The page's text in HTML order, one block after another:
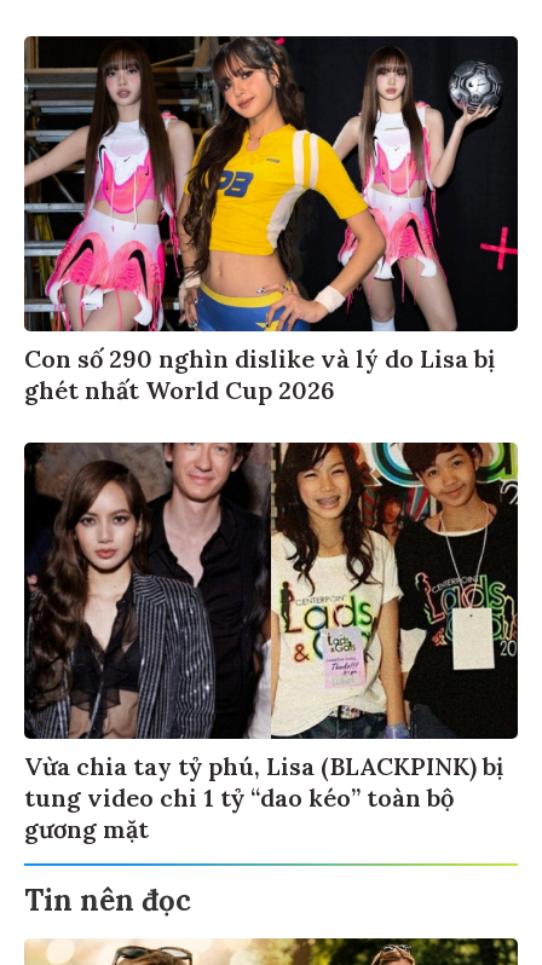
Con số 290 nghìn dislike và lý do Lisa bị
ghét nhất World Cup 2026
Vừa chia tay tỷ phú, Lisa (BLACKPINK) bị
tung video chi 1 tỷ “dao kéo” toàn bộ
gương mặt
Tin nên đọc